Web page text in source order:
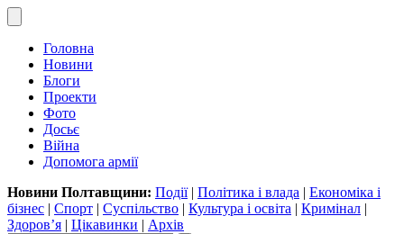
Головна
Новини
Блоги
Проекти
Фото
Досьє
Війна
Допомога армії
Новини Полтавщини: Події| Політика і влада | Економіка і
бізнес | Спорт | Суспільство | Культура і освіта | Кримінал |
Здоров’я | Цікавинки | Архів